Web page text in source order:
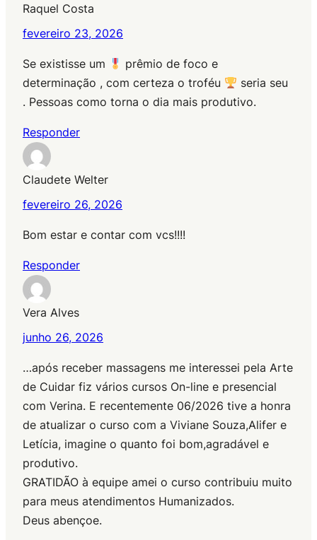
Raquel Costa
fevereiro 23, 2026
Se existisse um
prêmio de foco e
determinação , com certeza o troféu
seria seu
. Pessoas como torna o dia mais produtivo.
Responder
Claudete Welter
fevereiro 26, 2026
Bom estar e contar com vcs!!!!
Responder
Vera Alves
junho 26, 2026
…após receber massagens me interessei pela Arte
de Cuidar fiz vários cursos On-line e presencial
com Verina. E recentemente 06/2026 tive a honra
de atualizar o curso com a Viviane Souza,Alifer e
Letícia, imagine o quanto foi bom,agradável e
produtivo.
GRATIDÃO à equipe amei o curso contribuiu muito
para meus atendimentos Humanizados.
Deus abençoe.